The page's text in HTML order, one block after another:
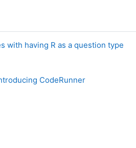
with having R as a question type
CodeRunner